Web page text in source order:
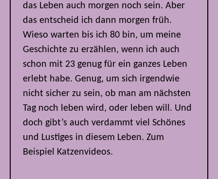
das Leben auch morgen noch sein. Aber
das entscheid ich dann morgen früh.
Wieso warten bis ich 80 bin, um meine
Geschichte zu erzählen, wenn ich auch
schon mit 23 genug für ein ganzes Leben
erlebt habe. Genug, um sich irgendwie
nicht sicher zu sein, ob man am nächsten
Tag noch leben wird, oder leben will. Und
doch gibt’s auch verdammt viel Schönes
und Lustiges in diesem Leben. Zum
Beispiel Katzenvideos.